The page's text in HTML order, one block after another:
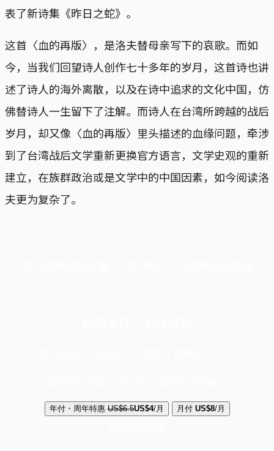
表了新诗集《昨日之蛇》。
这首〈血的再版〉，是洛夫替母亲写下的哀歌。而如
今，当我们回望诗人创作七十多年的岁月，这首诗也讲
述了诗人的海外离散，以及在诗中追求的文化中国，仿
佛替诗人一生留下了注解。而诗人在台湾所跨越的战后
岁月，却又像〈血的再版〉里头描述的血缘问题，牵涉
到了台湾战后文学重新更换官方语言，文学史观的重新
建立，在族群政治或是文学中的中国因素，如今阅读洛
夫更为复杂了。
年付・周年特惠 US$6.5US$4/月 月付 US$8/月